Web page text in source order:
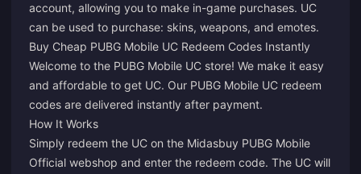
account, allowing you to make in-game purchases. UC
can be used to purchase: skins, weapons, and emotes.
Buy Cheap PUBG Mobile UC Redeem Codes Instantly
Welcome to the PUBG Mobile UC store! We make it easy
and affordable to get UC. Our PUBG Mobile UC redeem
codes are delivered instantly after payment.
How It Works
Simply redeem the UC on the Midasbuy PUBG Mobile
Official webshop and enter the redeem code. The UC will